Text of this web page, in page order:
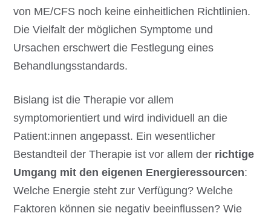
von ME/CFS noch keine einheitlichen Richtlinien.
Die Vielfalt der möglichen Symptome und
Ursachen erschwert die Festlegung eines
Behandlungsstandards.
Bislang ist die Therapie vor allem
symptomorientiert und wird individuell an die
Patient:innen angepasst. Ein wesentlicher
Bestandteil der Therapie ist vor allem der richtige
Umgang mit den eigenen Energieressourcen:
Welche Energie steht zur Verfügung? Welche
Faktoren können sie negativ beeinflussen? Wie